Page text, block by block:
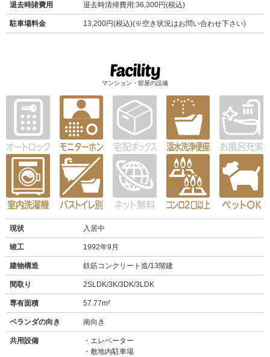
退去時諸費用 退去時清掃費用:36,300円(税込)
駐車場料金 13,200円(税込)(※空き状況はお問い合わせ下さい)
マンション・部屋の設備
現状 入居中
竣工 1992年9月
建物構造 鉄筋コンクリート造/13階建
間取り 2SLDK/3K/3DK/3LDK
専有面積 57.77m²
ベランダの向き 南向き
共用設備
エレベーター
敷地内駐車場